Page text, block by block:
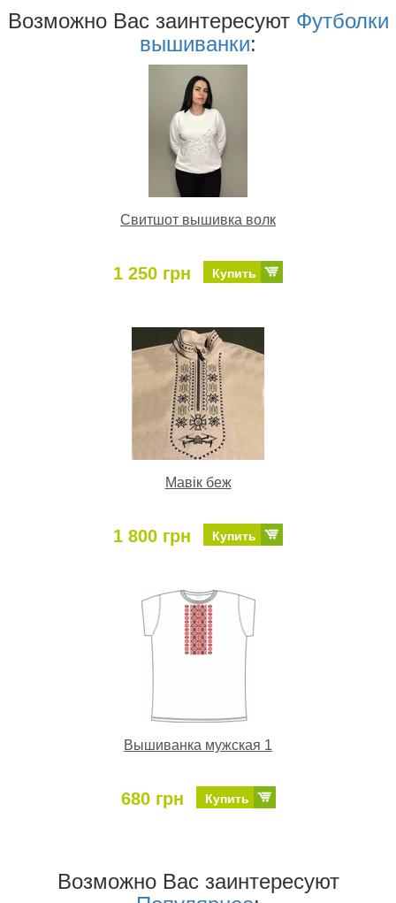
Возможно Ваc заинтересуют Футболки
вышиванки:
Свитшот вышивка волк
1 250 грн Купить
Мавік беж
1 800 грн Купить
Вышиванка мужская 1
680 грн Купить
Возможно Ваc заинтересуют